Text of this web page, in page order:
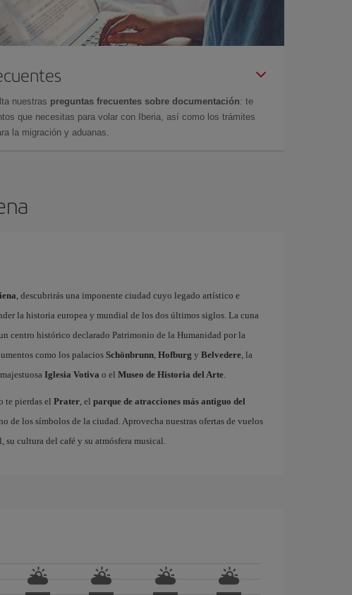
nuestras preguntas frecuentes sobre documentación: te
que necesitas para volar con Iberia, así como los trámites
la migración y aduanas.
, descubrirás una imponente ciudad cuyo legado artístico e
la historia europea y mundial de los dos últimos siglos. La cuna
centro histórico declarado Patrimonio de la Humanidad por la
como los palacios Schönbrunn, Hofburg y Belvedere, la
Iglesia Votiva o el Museo de Historia del Arte.
te pierdas el Prater, el parque de atracciones más antiguo del
de los símbolos de la ciudad. Aprovecha nuestras ofertas de vuelos
su cultura del café y su atmósfera musical.